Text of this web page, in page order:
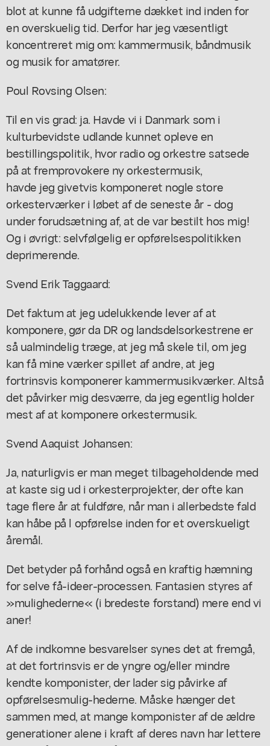
blot at kunne få udgifterne dækket ind inden for
en overskuelig tid. Derfor har jeg væsentligt
koncentreret mig om: kammermusik, båndmusik
og musik for amatører.
Poul Rovsing Olsen:
Til en vis grad: ja. Havde vi i Danmark som i
kulturbevidste udlande kunnet opleve en
bestillingspolitik, hvor radio og orkestre satsede
på at fremprovokere ny orkestermusik,
havde jeg givetvis komponeret nogle store
orkesterværker i løbet af de seneste år - dog
under forudsætning af, at de var bestilt hos mig!
Og i øvrigt: selvfølgelig er opførelsespolitikken
deprimerende.
Svend Erik Taggaard:
Det faktum at jeg udelukkende lever af at
komponere, gør da DR og landsdelsorkestrene er
så ualmindelig træge, at jeg må skele til, om jeg
kan få mine værker spillet af andre, at jeg
fortrinsvis komponerer kammermusikværker. Altså
det påvirker mig desværre, da jeg egentlig holder
mest af at komponere orkestermusik.
Svend Aaquist Johansen:
Ja, naturligvis er man meget tilbageholdende med
at kaste sig ud i orkesterprojekter, der ofte kan
tage flere år at fuldføre, når man i allerbedste fald
kan håbe på l opførelse inden for et overskueligt
åremål.
Det betyder på forhånd også en kraftig hæmning
for selve få-ideer-processen. Fantasien styres af
»mulighederne« (i bredeste forstand) mere end vi
aner!
Af de indkomne besvarelser synes det at fremgå,
at det fortrinsvis er de yngre og/eller mindre
kendte komponister, der lader sig påvirke af
opførelsesmulig-hederne. Måske hænger det
sammen med, at mange komponister af de ældre
generationer alene i kraft af deres navn har lettere